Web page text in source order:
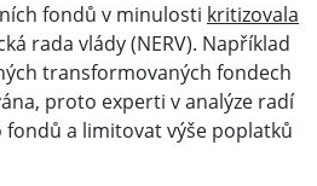
fondů v minulosti kritizovala
rada vlády (NERV). Například
transformovaných fondech
proto experti v analýze radí
a limitovat výše poplatků